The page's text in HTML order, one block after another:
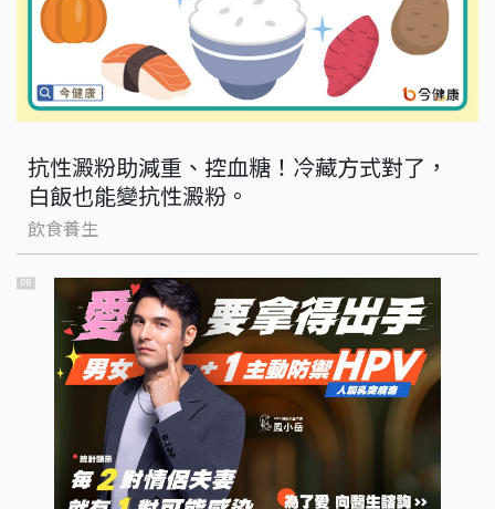
抗性澱粉助減重、控血糖！冷藏方式對了，
白飯也能變抗性澱粉。
飲食養生
PR